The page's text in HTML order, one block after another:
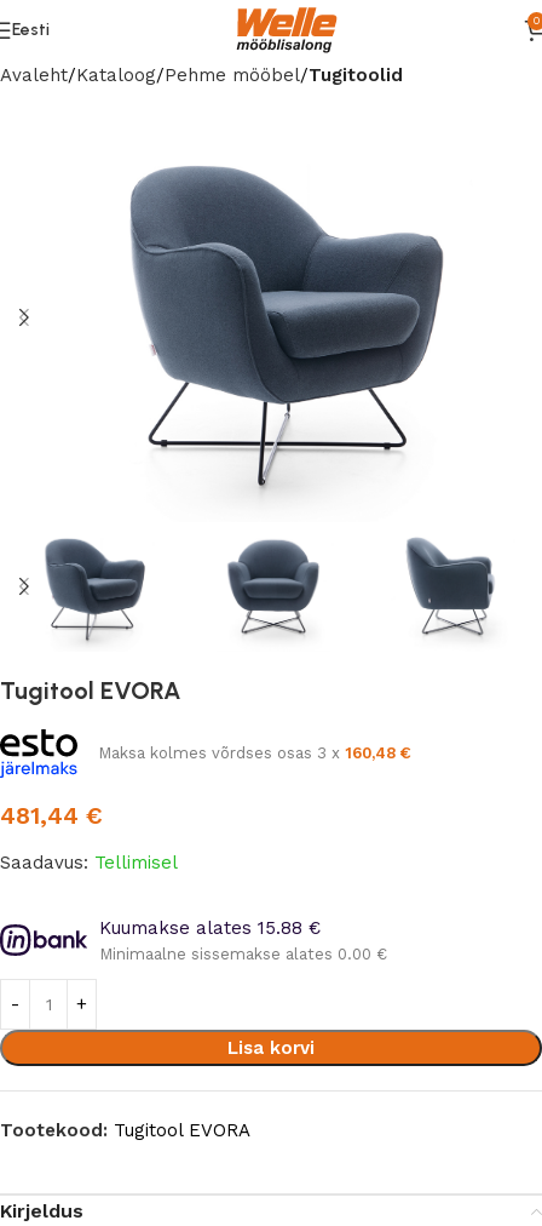
Eesti 0
Avaleht Kataloog Pehme mööbel Tugitoolid
Tugitool EVORA
Maksa kolmes võrdses osas 3 x160,48€
481,44 €
Saadavus: Tellimisel
Kuumakse alates 15.88 €
Minimaalne sissemakse alates 0.00 €
Lisa korvi
Tootekood: Tugitool EVORA
Kirjeldus